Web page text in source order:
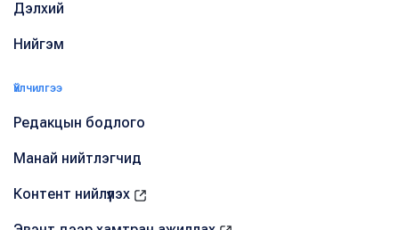
Дэлхий
Нийгэм
Үйлчилгээ
Редакцын бодлого
Манай нийтлэгчид
Контент нийлүүлэх